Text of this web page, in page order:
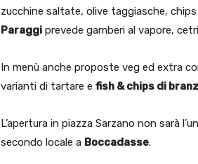
zucchine saltate, olive taggiasche,
Paraggi prevede gamberi al vapore,
In menù anche proposte veg ed extra
varianti di tartare e fish & chips di
L’apertura in piazza Sarzano non sarà
secondo locale a Boccadasse.